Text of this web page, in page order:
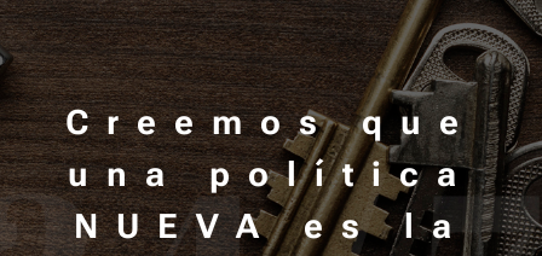
Creemos que
una política
NUEVA es la